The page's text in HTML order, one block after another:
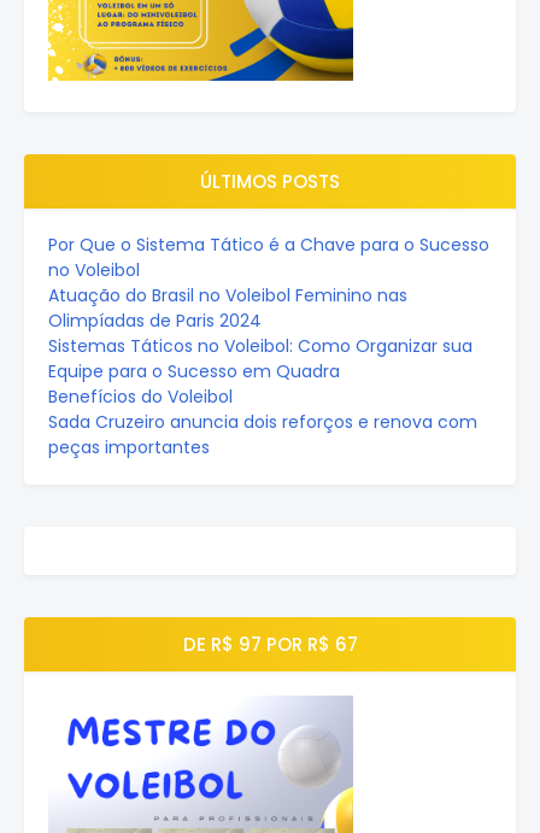
ÚLTIMOS POSTS
Por Que o Sistema Tático é a Chave para o Sucesso
no Voleibol
Atuação do Brasil no Voleibol Feminino nas
Olimpíadas de Paris 2024
Sistemas Táticos no Voleibol: Como Organizar sua
Equipe para o Sucesso em Quadra
Benefícios do Voleibol
Sada Cruzeiro anuncia dois reforços e renova com
peças importantes
DE R$ 97 POR R$ 67